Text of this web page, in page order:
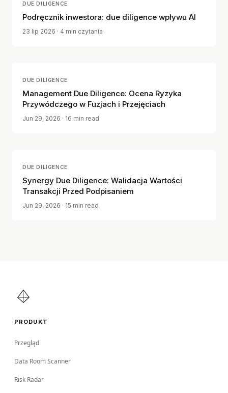
DUE DILIGENCE
Podręcznik inwestora: due diligence wpływu AI
23 lip 2026 · 4 min czytania
DUE DILIGENCE
Management Due Diligence: Ocena Ryzyka
Przywódczego w Fuzjach i Przejęciach
Jun 29, 2026 · 16 min read
DUE DILIGENCE
Synergy Due Diligence: Walidacja Wartości
Transakcji Przed Podpisaniem
Jun 29, 2026 · 15 min read
PRODUKT
Przegląd
Data Room Scanner
Risk Radar